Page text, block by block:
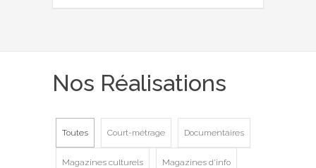
Nos Réalisations
Toutes Court-métrage Documentaires
Magazines culturels Magazines d'info